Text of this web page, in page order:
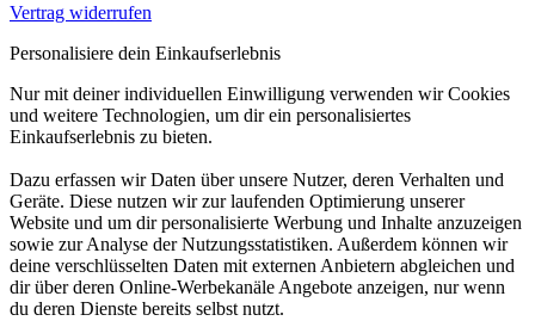
Vertrag widerrufen
Personalisiere dein Einkaufserlebnis
Nur mit deiner individuellen Einwilligung verwenden wir Cookies
und weitere Technologien, um dir ein personalisiertes
Einkaufserlebnis zu bieten.
Dazu erfassen wir Daten über unsere Nutzer, deren Verhalten und
Geräte. Diese nutzen wir zur laufenden Optimierung unserer
Website und um dir personalisierte Werbung und Inhalte anzuzeigen
sowie zur Analyse der Nutzungsstatistiken. Außerdem können wir
deine verschlüsselten Daten mit externen Anbietern abgleichen und
dir über deren Online-Werbekanäle Angebote anzeigen, nur wenn
du deren Dienste bereits selbst nutzt.